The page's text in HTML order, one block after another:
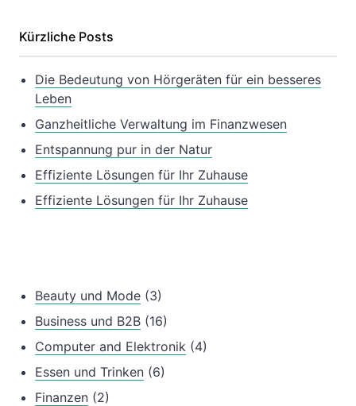
Kürzliche Posts
Die Bedeutung von Hörgeräten für ein besseres
Leben
Ganzheitliche Verwaltung im Finanzwesen
Entspannung pur in der Natur
Effiziente Lösungen für Ihr Zuhause
Effiziente Lösungen für Ihr Zuhause
Beauty und Mode (3)
Business und B2B (16)
Computer and Elektronik (4)
Essen und Trinken (6)
Finanzen (2)